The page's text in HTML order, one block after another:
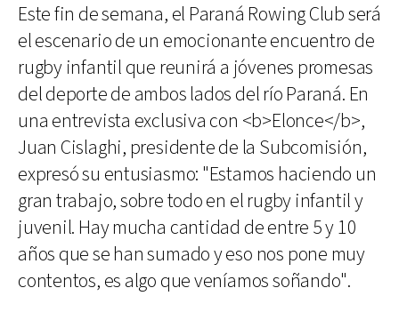
Este fin de semana, el Paraná Rowing Club será
el escenario de un emocionante encuentro de
rugby infantil que reunirá a jóvenes promesas
del deporte de ambos lados del río Paraná. En
una entrevista exclusiva con <b>Elonce</b>,
Juan Cislaghi, presidente de la Subcomisión,
expresó su entusiasmo: "Estamos haciendo un
gran trabajo, sobre todo en el rugby infantil y
juvenil. Hay mucha cantidad de entre 5 y 10
años que se han sumado y eso nos pone muy
contentos, es algo que veníamos soñando".